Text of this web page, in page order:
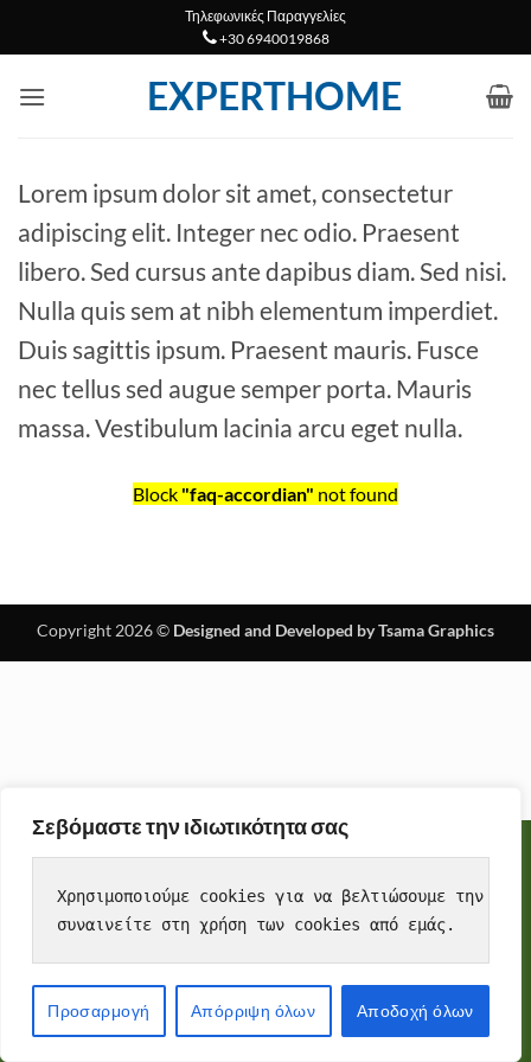
Σεβόμαστε την ιδιωτικότητα σας
Χρησιμοποιούμε cookies για να βελτιώσουμε την
συναινείτε στη χρήση των cookies από εμάς.
Προσαρμογή Απόρριψη όλων Αποδοχή όλων
Τηλεφωνικές Παραγγελίες
+30 6940019868
EXPERTHOME
Lorem ipsum dolor sit amet, consectetur
adipiscing elit. Integer nec odio. Praesent
libero. Sed cursus ante dapibus diam. Sed nisi.
Nulla quis sem at nibh elementum imperdiet.
Duis sagittis ipsum. Praesent mauris. Fusce
nec tellus sed augue semper porta. Mauris
massa. Vestibulum lacinia arcu eget nulla.
Block "faq-accordian" not found
Copyright 2026 © Designed and Developed by Tsama Graphics
To make this site work properly, we sometimes place small
data files called cookies on your device. Most big websites do